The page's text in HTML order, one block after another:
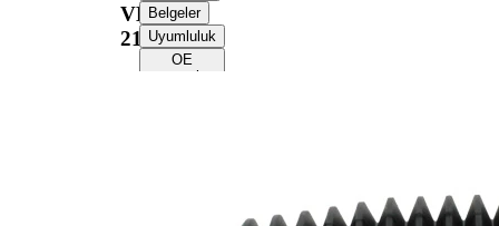
VKJP
2105
Belgeler
Uyumluluk
OE
numaraları